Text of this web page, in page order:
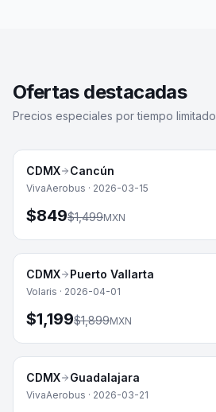
Ofertas destacadas
Precios especiales por tiempo limitado
- 43%
CDMX Cancún
VivaAerobus · 2026-03-15
$849$1,499MXN
- 37%
CDMX Puerto Vallarta
Volaris · 2026-04-01
$1,199$1,899MXN
- 36%
CDMX Guadalajara
VivaAerobus · 2026-03-21